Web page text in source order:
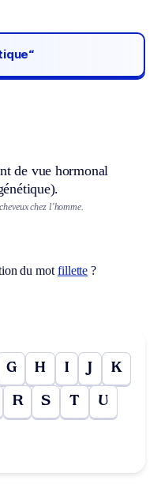
de vue hormonal
chez l’homme.
du mot fillette ?
G H I J K
R S T U